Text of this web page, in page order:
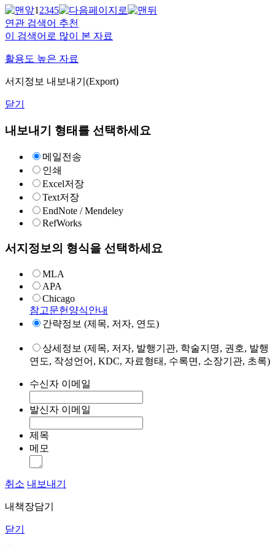
12345
연관 검색어 추천
이 검색어로 많이 본 자료
활용도 높은 자료
서지정보 내보내기(Export)
닫기
내보내기 형태를 선택하세요
메일전송
인쇄
Excel저장
Text저장
EndNote / Mendeley
RefWorks
서지정보의 형식을 선택하세요
MLA
APA
Chicago
참고문헌양식안내
간략정보 (제목, 저자, 연도)
상세정보 (제목, 저자, 발행기관, 학술지명, 권호, 발행
연도, 작성언어, KDC, 자료형태, 수록면, 소장기관, 초록)
수신자 이메일
발신자 이메일
제목
메모
취소 내보내기
내책장담기
닫기